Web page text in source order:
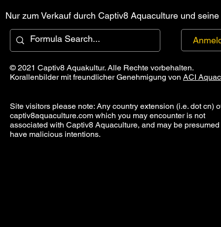
Nur zum Verkauf durch Captiv8 Aquaculture und
© 2021 Captiv8 Aquakultur. Alle Rechte vorbehalten.
Korallenbilder mit freundlicher Genehmigung von ACI
Site visitors please note: Any country extension (i.e. dot cn)
captiv8aquaculture.com which you may encounter is not
associated with Captiv8 Aquaculture, and may be presumed
have malicious intentions.